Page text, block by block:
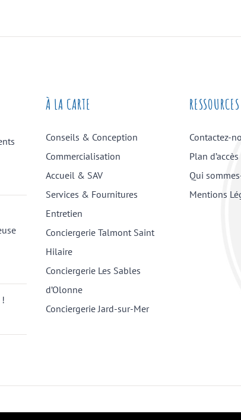
À LA CARTE
Conseils & Conception
Commercialisation
Accueil & SAV
Services & Fournitures
Entretien
Conciergerie Talmont Saint
Hilaire
Conciergerie Les Sables
d’Olonne
Conciergerie Jard-sur-Mer
RESSOURCES
Contactez-
Plan d’accès
Qui
Mentions